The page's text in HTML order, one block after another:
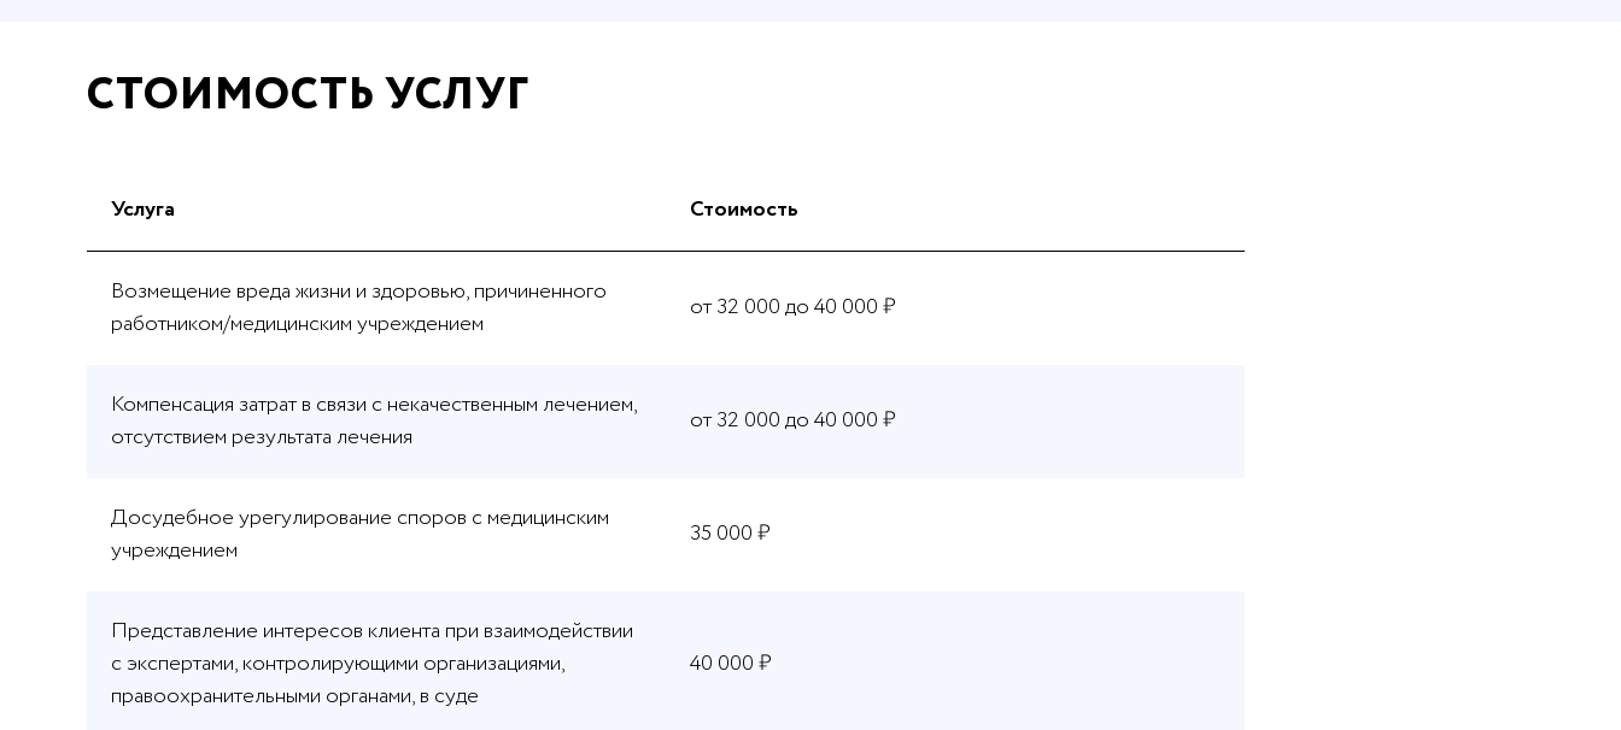
СТОИМОСТЬ УСЛУГ
Услуга Стоимость
Возмещение вреда жизни и здоровью, причиненного
работником/медицинским учреждением
от 32 000 до 40 000 ₽
Компенсация затрат в связи с некачественным лечением,
отсутствием результата лечения
от 32 000 до 40 000 ₽
Досудебное урегулирование споров с медицинским
учреждением
35 000 ₽
Представление интересов клиента при взаимодействии
с экспертами, контролирующими организациями,
правоохранительными органами, в суде
40 000 ₽